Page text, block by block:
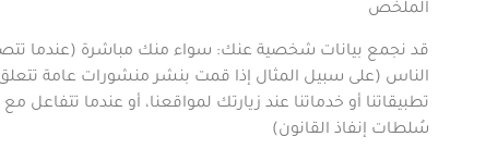
الملخص
قد نجمع بيانات شخصية عنك: سواء منك مباشرة (عندما تتصل
الناس (على سبيل المثال إذا قمت بنشر منشورات عامة تتعلق
تطبيقاتنا أو خدماتنا عند زيارتك لمواقعنا، أو عندما
سُلطات إنفاذ القانون)